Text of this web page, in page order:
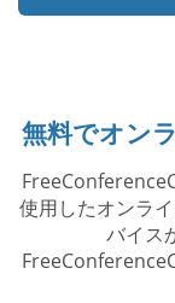
無料でオン
使用したオンラ
バイス